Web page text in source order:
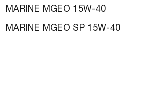
MARINE MGEO 15W-40
MARINE MGEO SP 15W-40